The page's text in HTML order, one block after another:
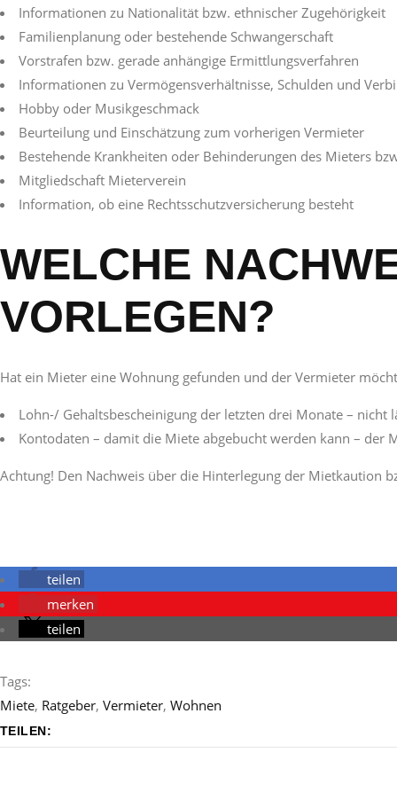
Informationen zu Nationalität bzw. ethnischer Zugehörigkeit
Familienplanung oder bestehende Schwangerschaft
Vorstrafen bzw. gerade anhängige Ermittlungsverfahren
Informationen zu Vermögensverhältnisse, Schulden und
Hobby oder Musikgeschmack
Beurteilung und Einschätzung zum vorherigen Vermieter
Bestehende Krankheiten oder Behinderungen des Mieters
Mitgliedschaft Mieterverein
Information, ob eine Rechtsschutzversicherung besteht
WELCHE
VORLEGEN?
Hat ein Mieter eine Wohnung gefunden und der Vermieter
Lohn-/ Gehaltsbescheinigung der letzten drei Monate –
Kontodaten – damit die Miete abgebucht werden kann –
Achtung! Den Nachweis über die Hinterlegung der Mietkaution
teilen
merken
teilen
Tags:
Miete, Ratgeber, Vermieter, Wohnen
TEILEN: